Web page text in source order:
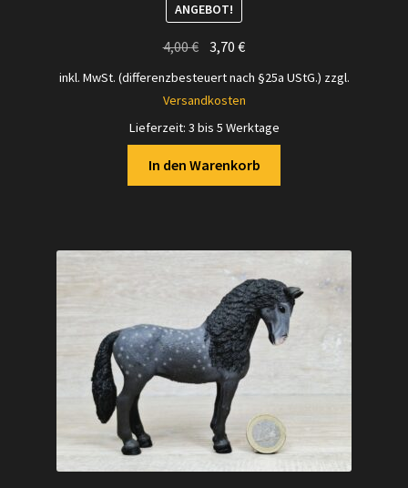
ANGEBOT!
4,00€ Ursprünglicher
3,70€Aktueller
inkl. MwSt. (differenzbesteuert nach §25a UStG.) zzgl.
Versandkosten
Lieferzeit: 3 bis 5 Werktage
In den Warenkorb